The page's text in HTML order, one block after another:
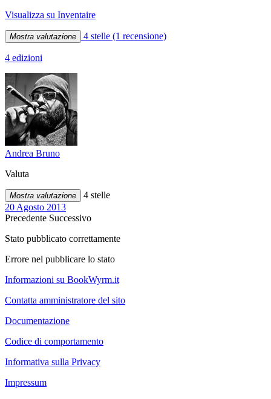
Visualizza su Inventaire
Mostra valutazione 4 stelle (1 recensione)
4 edizioni
Andrea Bruno
Valuta
Mostra valutazione
4 stelle
20 Agosto 2013
Precedente Successivo
Stato pubblicato correttamente
Errore nel pubblicare lo stato
Informazioni su BookWyrm.it
Contatta amministratore del sito
Documentazione
Codice di comportamento
Informativa sulla Privacy
Impressum